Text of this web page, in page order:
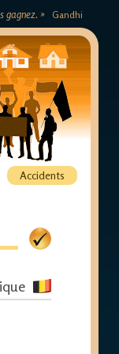
gagnez. » Gandhi
Accidents